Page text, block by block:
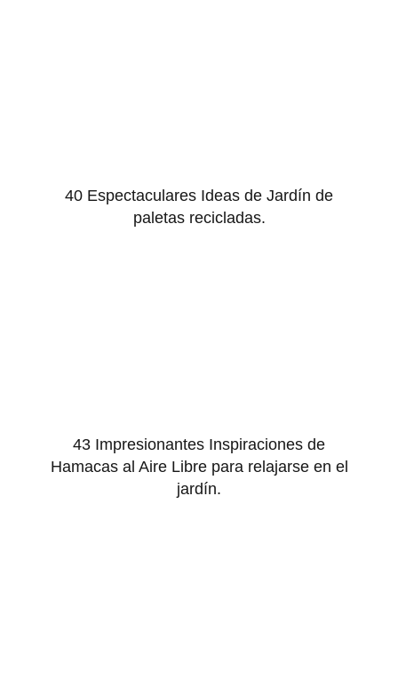
40 Espectaculares Ideas de Jardín de
paletas recicladas.
43 Impresionantes Inspiraciones de
Hamacas al Aire Libre para relajarse en el
jardín.